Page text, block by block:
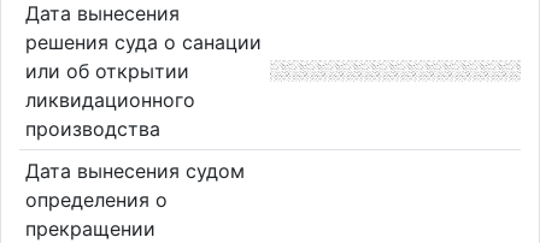
Дата вынесения
решения суда о санации
или об открытии
ликвидационного
производства
Дата вынесения судом
определения о
прекращении